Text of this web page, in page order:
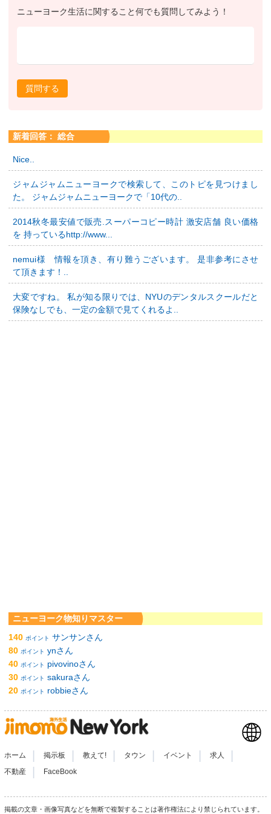
ニューヨーク生活に関すること何でも質問してみよう！
質問する
新着回答： 総合
Nice..
ジャムジャムニューヨークで検索して、このトピを見つけまし
た。 ジャムジャムニューヨークで「10代の..
2014秋冬最安値で販売.スーパーコピー時計 激安店舗 良い価格
を 持っているhttp://www...
nemui様 情報を頂き、有り難うございます。 是非参考にさせ
て頂きます！..
大変ですね。 私が知る限りでは、NYUのデンタルスクールだと
保険なしでも、一定の金額で見てくれるよ..
ニューヨーク物知りマスター
140 ポイント サンサンさん
80 ポイント ynさん
40 ポイント
pivovinoさん
30 ポイント sakuraさん
20 ポイント robbieさん
ホーム 掲示板 教えて! タウン イベント 求人
不動産 FaceBook
掲載の文章・画像写真などを無断で複製することは著作権法により禁じられています。